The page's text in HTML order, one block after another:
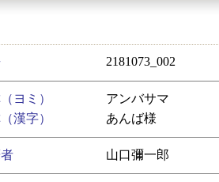
2181073_002
ヨミ）
アンバサマ
漢字） あんば様
山口彌一郎